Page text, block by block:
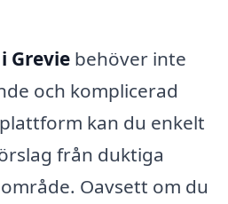
Grevie behöver inte
och komplicerad
kan du enkelt
från duktiga
Oavsett om du